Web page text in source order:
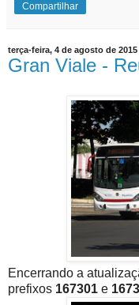
Compartilhar
terça-feira, 4 de agosto de 2015
Gran Viale -
Encerrando a
prefixos 167301 e